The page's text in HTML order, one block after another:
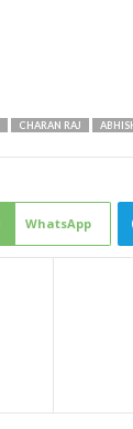
CHARAN RAJ
WhatsApp